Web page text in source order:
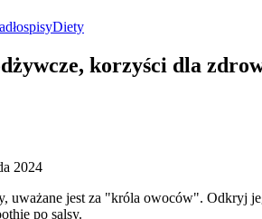
Diety
korzyści dla
2024
uważane jest za "króla owoców".
po salsy.